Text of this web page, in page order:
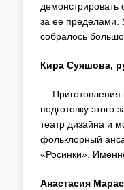
демонстрировать
за ее пределами.
собралось
Кира Суяшова,
— Приготовления
подготовку
театр дизайна и
фольклорный
«Росинки».
Анастасия